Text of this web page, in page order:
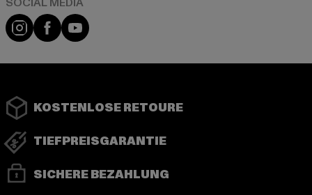
Instagram
FacebookYouTube
KOSTENLOSE RETOURE
TIEFPREISGARANTIE
SICHERE BEZAHLUNG